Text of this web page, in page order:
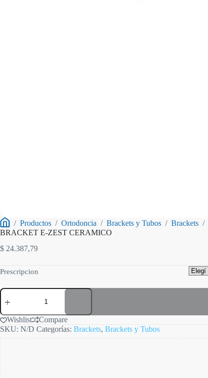
Inicio
/ Productos / Ortodoncia / Brackets y Tubos / Brackets /
BRACKET E-ZEST CERAMICO
$ 24.387,79
Prescripcion
BRACKET
E-
CERAMICO
cantidad
Wishlist
Compare
SKU: N/D Categorías: Brackets, Brackets y Tubos